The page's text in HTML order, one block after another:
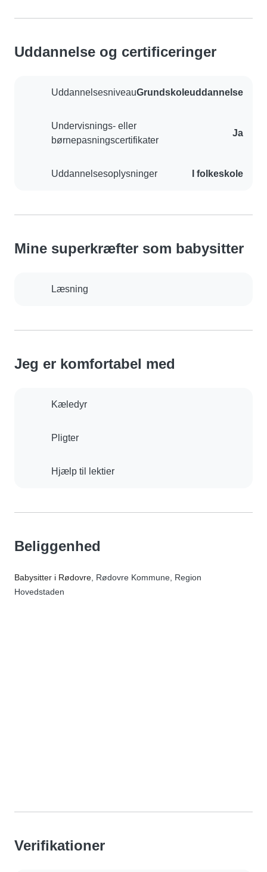
Uddannelse og certificeringer
UddannelsesniveauGrundskoleuddannelse
Undervisnings- eller
børnepasningscertifikater
Ja
Uddannelsesoplysninger I folkeskole
Mine superkræfter som babysitter
Læsning
Jeg er komfortabel med
Kæledyr
Pligter
Hjælp til lektier
Beliggenhed
Babysitter i Rødovre , Rødovre Kommune, Region
Hovedstaden
Verifikationer